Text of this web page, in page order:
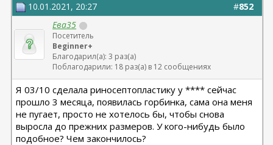
#852
10.01.2021, 20:27
Ева35
Посетитель
Beginner+
Благодарил(а): 3 раз(а)
Поблагодарили: 18 раз(а) в 12 сообщениях
Я 03/10 сделала риносептопластику у **** сейчас
прошло 3 месяца, появилась горбинка, сама она меня
не пугает, просто не хотелось бы, чтобы снова
выросла до прежних размеров. У кого-нибудь было
подобное? Чем закончилось?